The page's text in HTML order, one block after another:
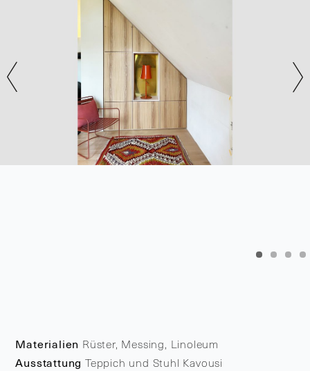
Materialien Rüster, Messing, Linoleum
Ausstattung Teppich und Stuhl Kavousi